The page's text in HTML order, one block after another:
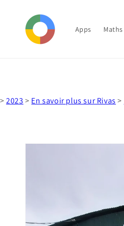
contenu
Apps Maths
>2023 > En savoir plus sur Rivas >
Passer aux